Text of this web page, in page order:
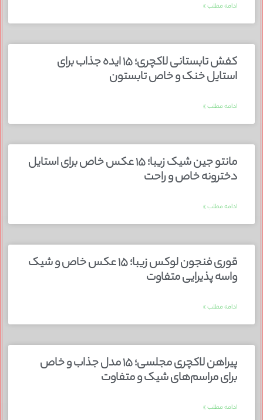
ادامه مطلب »
کفش تابستانی لاکچری؛ ۱۵ ایده‌ جذاب برای
استایل خنک و خاص تابستون
ادامه مطلب »
مانتو جین شیک زیبا؛ ۱۵ عکس خاص برای استایل
دخترونه خاص و راحت
ادامه مطلب »
قوری فنجون لوکس زیبا؛ ۱۵ عکس خاص و شیک
واسه پذیرایی متفاوت
ادامه مطلب »
پیراهن لاکچری مجلسی؛ ۱۵ مدل جذاب و خاص
برای مراسم‌های شیک و متفاوت
ادامه مطلب »